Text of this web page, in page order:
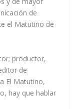
de
el Matutino de
productor,
de
El Matutino,
hay que hablar